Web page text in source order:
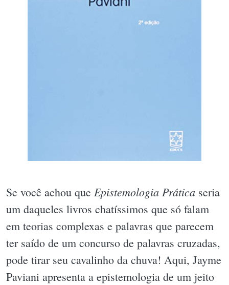
Se você achou que Epistemologia Prática seria
um daqueles livros chatíssimos que só falam
em teorias complexas e palavras que parecem
ter saído de um concurso de palavras cruzadas,
pode tirar seu cavalinho da chuva! Aqui, Jayme
Paviani apresenta a epistemologia de um jeito